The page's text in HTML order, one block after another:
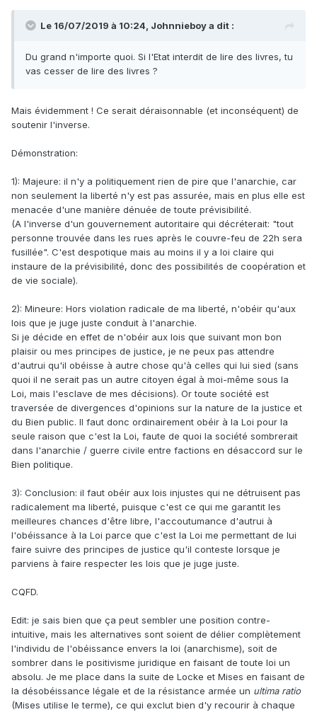
sujets dans les premiers chapitres deL'Essence de
politique.
Le 16/07/2019 à 10:24, Johnnieboya dit :
Du grand n'importe quoi. Si l'Etat interdit de lire des livres, tu
vas cesser de lire des livres ?
Mais évidemment ! Ce serait déraisonnable (et inconséquent) de
soutenir l'inverse.
Démonstration:
1): Majeure: il n'y a politiquement rien de pire que l'anarchie, car
non seulement la liberté n'y est pas assurée, mais en plus elle est
menacée d'une manière dénuée de toute prévisibilité.
(A l'inverse d'un gouvernement autoritaire qui décréterait: "tout
personne trouvée dans les rues après le couvre-feu de 22h sera
fusillée". C'est despotique mais au moins il y a loi claire qui
instaure de la prévisibilité, donc des possibilités de coopération et
de vie sociale).
2): Mineure: Hors violation radicale de ma liberté, n'obéir qu'aux
lois que je juge juste conduit à l'anarchie.
Si je décide en effet de n'obéir aux lois que suivant mon bon
plaisir ou mes principes de justice, je ne peux pas attendre
d'autrui qu'il obéisse à autre chose qu'à celles qui lui sied (sans
quoi il ne serait pas un autre citoyen égal à moi-même sous la
Loi, mais l'esclave de mes décisions). Or toute société est
traversée de divergences d'opinions sur la nature de la justice et
du Bien public. Il faut donc ordinairement obéir à la Loi pour la
seule raison que c'est la Loi, faute de quoi la société sombrerait
dans l'anarchie / guerre civile entre factions en désaccord sur le
Bien politique.
3): Conclusion: il faut obéir aux lois injustes qui ne détruisent pas
radicalement ma liberté, puisque c'est ce qui me garantit les
meilleures chances d'être libre, l'accoutumance d'autrui à
l'obéissance à la Loi parce que c'est la Loi me permettant de lui
faire suivre des principes de justice qu'il conteste lorsque je
parviens à faire respecter les lois que je juge juste.
CQFD.
Edit: je sais bien que ça peut sembler une position contre-
intuitive, mais les alternatives sont soient de délier complètement
l'individu de l'obéissance envers la loi (anarchisme), soit de
sombrer dans le positivisme juridique en faisant de toute loi un
absolu. Je me place dans la suite de Locke et Mises en faisant de
la désobéissance légale et de la résistance armée un ultima ratio
(Mises utilise le terme), ce qui exclut bien d'y recourir à chaque